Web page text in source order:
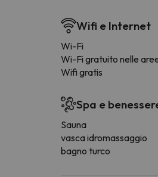
Wifi e Internet
Wi-Fi
Wi-Fi gratuito nelle
Wifi gratis
Spa e
Sauna
vasca idromassaggio
bagno turco